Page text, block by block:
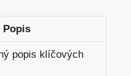
Popis
popis klíčových